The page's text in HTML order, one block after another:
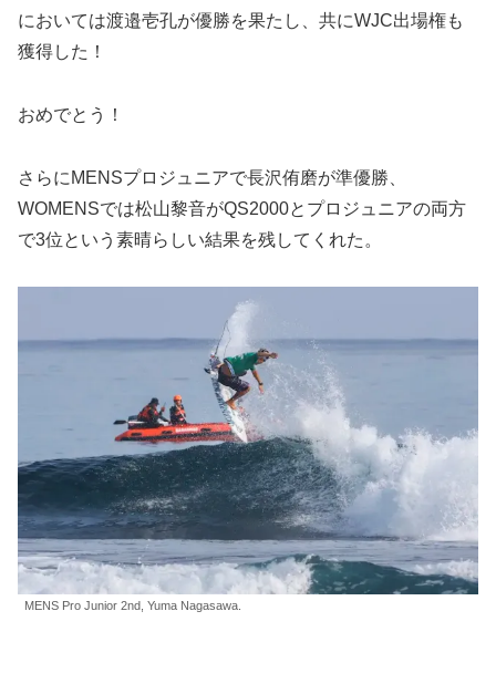
においては渡邉壱孔が優勝を果たし、共にWJC出場権も
獲得した！
おめでとう！
さらにMENSプロジュニアで長沢侑磨が準優勝、
WOMENSでは松山黎音がQS2000とプロジュニアの両方
で3位という素晴らしい結果を残してくれた。
MENS Pro Junior 2nd, Yuma Nagasawa.